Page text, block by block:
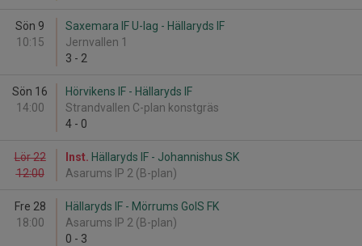
Sön 9
10:15
Saxemara IF U-lag - Hällaryds IF
Jernvallen 1
3 - 2
Sön 16
14:00
Hörvikens IF - Hällaryds IF
Strandvallen C-plan konstgräs
4 - 0
Lör 22
12:00
Inst. Hällaryds IF - Johannishus SK
Asarums IP 2 (B-plan)
Fre 28
18:00
Hällaryds IF - Mörrums GoIS FK
Asarums IP 2 (B-plan)
0 - 3